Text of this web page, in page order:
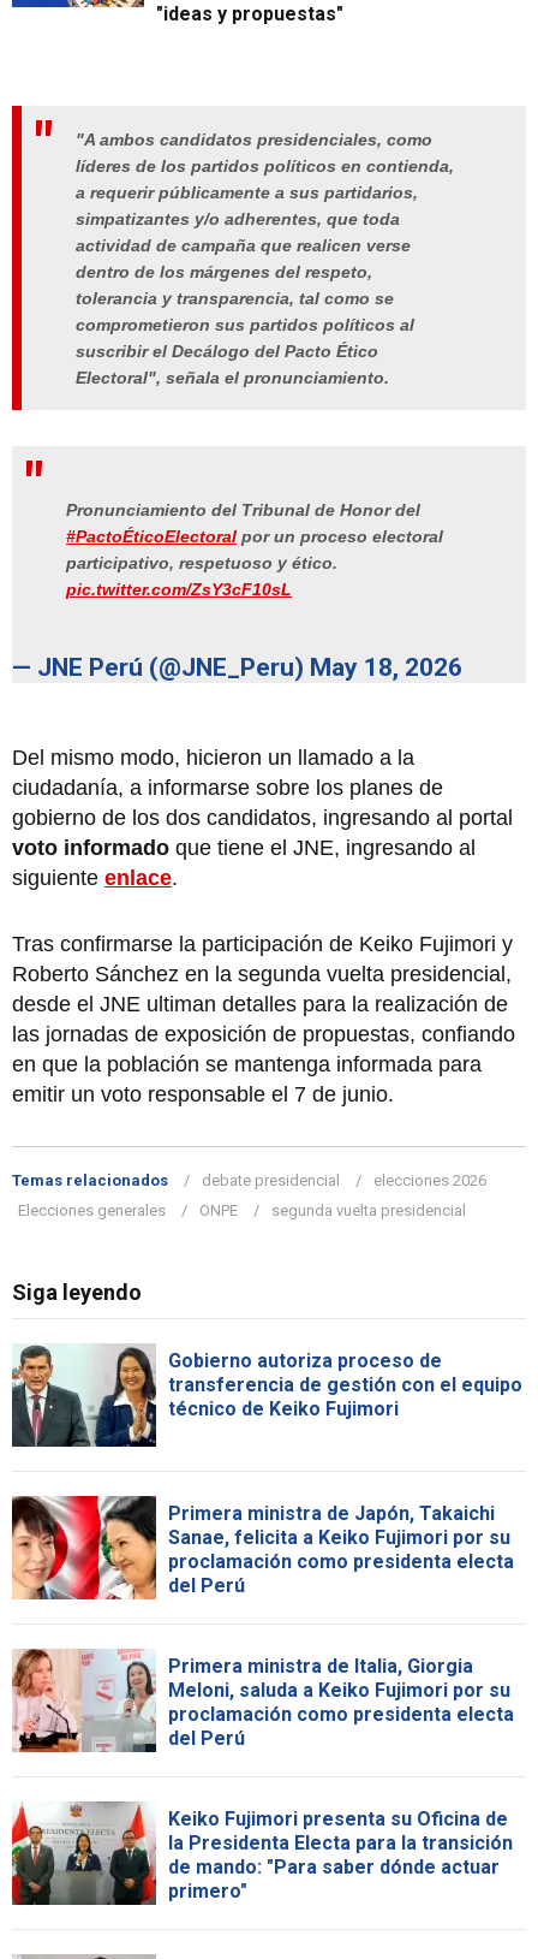
"ideas y propuestas"
"A ambos candidatos presidenciales, como
líderes de los partidos políticos en contienda,
a requerir públicamente a sus partidarios,
simpatizantes y/o adherentes, que toda
actividad de campaña que realicen verse
dentro de los márgenes del respeto,
tolerancia y transparencia, tal como se
comprometieron sus partidos políticos al
suscribir el Decálogo del Pacto Ético
Electoral", señala el pronunciamiento.
Pronunciamiento del Tribunal de Honor del
#PactoÉticoElectoral por un proceso electoral
participativo, respetuoso y ético.
pic.twitter.com/ZsY3cF10sL
— JNE Perú (@JNE_Peru) May 18, 2026
Del mismo modo, hicieron un llamado a la
ciudadanía, a informarse sobre los planes de
gobierno de los dos candidatos, ingresando al portal
voto informado que tiene el JNE, ingresando al
siguiente enlace.
Tras confirmarse la participación de Keiko Fujimori y
Roberto Sánchez en la segunda vuelta presidencial,
desde el JNE ultiman detalles para la realización de
las jornadas de exposición de propuestas, confiando
en que la población se mantenga informada para
emitir un voto responsable el 7 de junio.
Temas relacionados debate presidencial
elecciones 2026
Elecciones generales
ONPE segunda vuelta presidencial
Siga leyendo
Gobierno autoriza proceso de
transferencia de gestión con el equipo
técnico de Keiko Fujimori
Primera ministra de Japón, Takaichi
Sanae, felicita a Keiko Fujimori por su
proclamación como presidenta electa
del Perú
Primera ministra de Italia, Giorgia
Meloni, saluda a Keiko Fujimori por su
proclamación como presidenta electa
del Perú
Keiko Fujimori presenta su Oficina de
la Presidenta Electa para la transición
de mando: "Para saber dónde actuar
primero"